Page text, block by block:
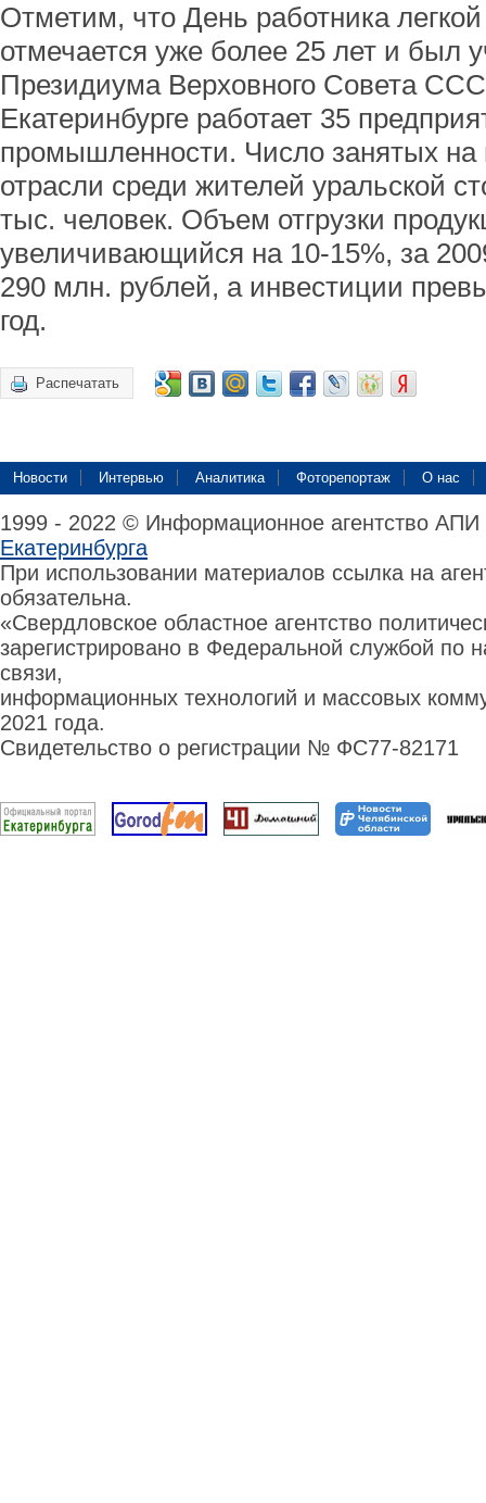
Отметим, что День работника
отмечается уже более 25 лет и был
Президиума Верховного Совета
Екатеринбурге работает 35
промышленности. Число занятых на
отрасли среди жителей уральской
тыс. человек. Объем отгрузки
увеличивающийся на 10-15%, за
290 млн. рублей, а инвестиции
год.
Распечатать
Новости Интервью Аналитика Фоторепортаж О нас
1999 - 2022 © Информационное агентство
Екатеринбурга
При использовании материалов ссылка на
обязательна.
«Свердловское областное агентство
зарегистрировано в Федеральной службой по
связи,
информационных технологий и массовых
2021 года.
Свидетельство о регистрации № ФС77-82171